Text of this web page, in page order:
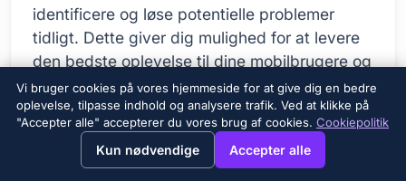
View this page in English?
identificere og løse potentielle problemer
tidligt. Dette giver dig mulighed for at levere
den bedste oplevelse til dine mobilbrugere og
forbedre dine placeringer i søgemaskinerne.
Køretøjets
Funktioner
Vi bruger cookies på vores hjemmeside for at give dig en bedre
oplevelse, tilpasse indhold og analysere trafik. Ved at klikke på
"Accepter alle" accepterer du vores brug af cookies. Cookiepolitik
Kun nødvendige Accepter alle